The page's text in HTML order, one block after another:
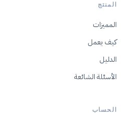
المنتج
المميزات
كيف يعمل
الدليل
الأسئلة الشائعة
الحساب